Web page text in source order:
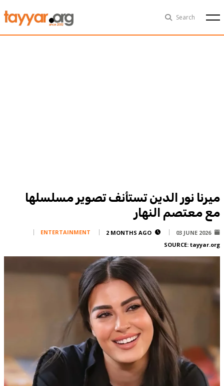
Search
Sun, Aug 9th 29°C
Corporate
FPM
Legal
ميرنا نور الدين تستأنف تصوير مسلسلها
مع معتصم النهار
03 JUNE 2026
2 MONTHS AGO
ENTERTAINMENT
SOURCE: tayyar.org